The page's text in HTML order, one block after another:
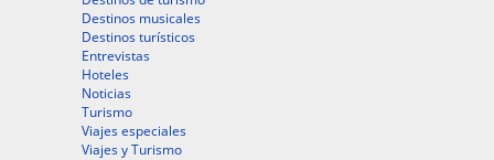
Destinos musicales
Destinos turísticos
Entrevistas
Hoteles
Noticias
Turismo
Viajes especiales
Viajes y Turismo